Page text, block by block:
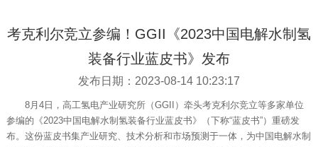
考克利尔竞立参编！GGII《2023中国电解水制氢
装备行业蓝皮书》发布
发布日期：2023-08-14 10:23:17
8月4日，高工氢电产业研究所（GGII）牵头考克利尔竞立等多家单位
参编的《2023中国电解水制氢装备行业蓝皮书》（下称“蓝皮书”）重磅发
布。这份蓝皮书集产业研究、技术分析和市场预测于一体，为中国电解水制